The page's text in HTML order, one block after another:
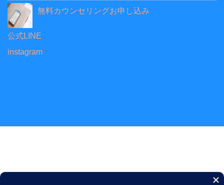
無料カウンセリングお申し込み
公式LINE
instagram